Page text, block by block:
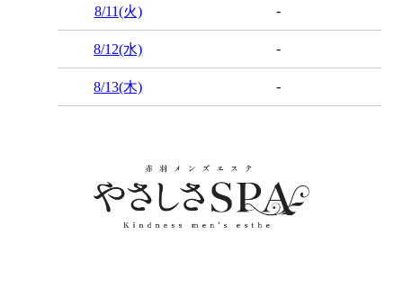
8/11(火) -
8/12(水) -
8/13(木) -